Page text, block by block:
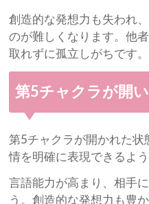
創造的な発想力も失われ
のが難しくなります。他
取れずに孤立しがちです。
第5チャクラが開
第5チャクラが開かれた
情を明確に表現できるよう
言語能力が高まり、相手
う。創造的な発想力も豊